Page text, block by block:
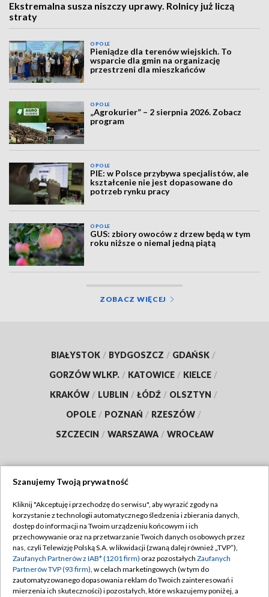
Ekstremalna susza niszczy uprawy. Rolnicy już liczą
straty
OPOLE
Pieniądze dla terenów wiejskich. To
wsparcie dla gmin na organizację
przestrzeni dla mieszkańców
OPOLE
„Agrokurier” – 2 sierpnia 2026. Zobacz
program
OPOLE
PIE: w Polsce przybywa specjalistów, ale
kształcenie nie jest dopasowane do
potrzeb rynku pracy
OPOLE
GUS: zbiory owoców z drzew będą w tym
roku niższe o niemal jedną piątą
ZOBACZ WIĘCEJ
BIAŁYSTOK / BYDGOSZCZ / GDAŃSK /
GORZÓW WLKP. / KATOWICE / KIELCE /
KRAKÓW / LUBLIN / ŁÓDŹ / OLSZTYN /
OPOLE / POZNAŃ / RZESZÓW /
SZCZECIN / WARSZAWA / WROCŁAW
TVP
Abonament TVP
Emisja w TVP
Centrum informacji TVP
Regulamin TVP
Polityka prywatności
Moje zgody
Szanujemy Twoją prywatność
Kliknij "Akceptuję i przechodzę do serwisu", aby wyrazić zgody na
korzystanie z technologii automatycznego śledzenia i zbierania danych,
dostęp do informacji na Twoim urządzeniu końcowym i ich
przechowywanie oraz na przetwarzanie Twoich danych osobowych przez
nas, czyli Telewizję Polską S.A. w likwidacji (zwaną dalej również „TVP”),
Zaufanych Partnerów z IAB* (1201 firm) oraz pozostałych Zaufanych
Partnerów TVP (93 firm), w celach marketingowych (w tym do
zautomatyzowanego dopasowania reklam do Twoich zainteresowań i
mierzenia ich skuteczności) i pozostałych, które wskazujemy poniżej, a